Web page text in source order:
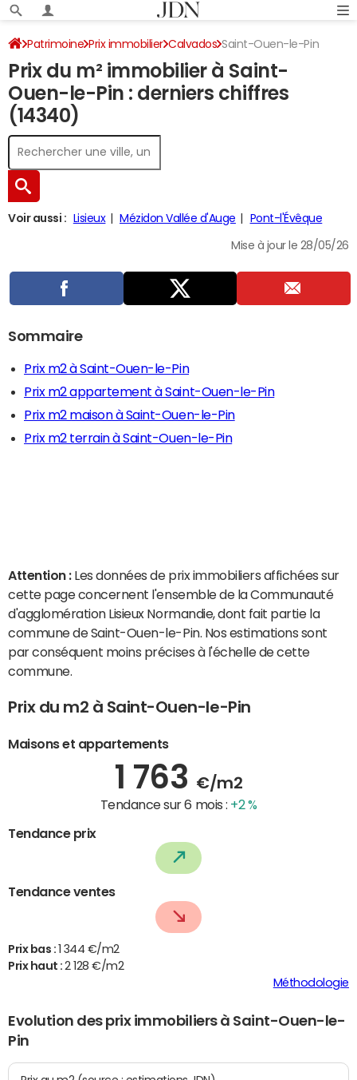
Patrimoine Prix immobilier Calvados Saint-Ouen-le-Pin
Prix du m² immobilier à Saint-
Ouen-le-Pin : derniers chiffres
(14340)
Voir aussi : Lisieux Mézidon Vallée d'Auge Pont-l'Évêque
Mise à jour le 28/05/26
Sommaire
Prix m2 à Saint-Ouen-le-Pin
Prix m2 appartement à Saint-Ouen-le-Pin
Prix m2 maison à Saint-Ouen-le-Pin
Prix m2 terrain à Saint-Ouen-le-Pin
Attention : Les données de prix immobiliers affichées sur
cette page concernent l'ensemble de la Communauté
d'agglomération Lisieux Normandie, dont fait partie la
commune de Saint-Ouen-le-Pin. Nos estimations sont
par conséquent moins précises à l'échelle de cette
commune.
Prix du m2 à Saint-Ouen-le-Pin
Maisons et appartements
1 763 €/m2
Tendance sur 6 mois : +2 %
Tendance prix
Tendance ventes
Prix bas :
1 344 €/m2
Prix haut :2 128 €/m2
Méthodologie
Evolution des prix immobiliers à Saint-Ouen-le-
Pin